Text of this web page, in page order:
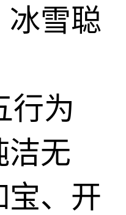
冰雪聪
行为
洁无
宝、开